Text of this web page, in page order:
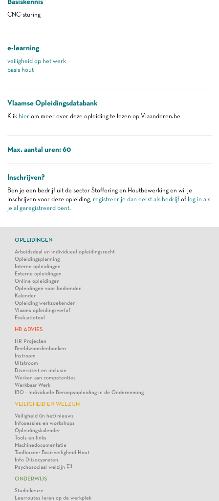
CNC-sturing
e-learning
veiligheid op het werk
basis hout
Vlaamse Opleidingsdatabank
Klik hier om meer over deze opleiding te lezen op Vlaanderen.be
Max. aantal uren: 60
Inschrijven?
Ben je een bedrijf uit de sector Stoffering en Houtbewerking en wil je
inschrijven voor deze opleiding, registreer je dan eerst als bedrijf of log in als
je al geregistreerd bent.
OPLEIDINGEN
Arbeidsdeal en individueel opleidingsrecht
Opleidingsplanning
Interne opleidingen
Externe opleidingen
Online opleidingen
Opleidingen voor bedienden
Kalender
Opleiding werkzoekenden
Vlaams opleidingsverlof
Evaluatietool
HR ADVIES
HR Projecten
Beeldwoordenboeken
Instroom
Uitstroom
Diversiteit en inclusie
Werken aan competenties
Werkbaar Werk
IBO - Individuele Beroepsopleiding in de Onderneming
VEILIGHEID EN WELZIJN
Veiligheid (in het) nieuws
Infosessies en workshops
Opleidingskalender
Tools en links
Machinedocumentatie
Toolboxen: Basisveiligheid Hout
Info Diisocyanaten
Psychosociaal welzijn
ONDERWIJS
Studiekeuze
Leerroutes leren op de werkplek